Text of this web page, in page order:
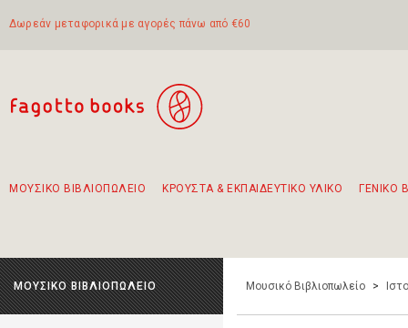
Δωρεάν μεταφορικά με αγορές πάνω από €60
ΜΟΥΣΙΚΟ ΒΙΒΛΙΟΠΩΛΕΙΟ ΚΡΟΥΣΤΑ & ΕΚΠΑΙΔΕΥΤΙΚΟ ΥΛΙΚΟ ΓΕΝΙΚΟ
ΜΟΥΣΙΚΟ ΒΙΒΛΙΟΠΩΛΕΙΟ Μουσικό Βιβλιοπωλείο >